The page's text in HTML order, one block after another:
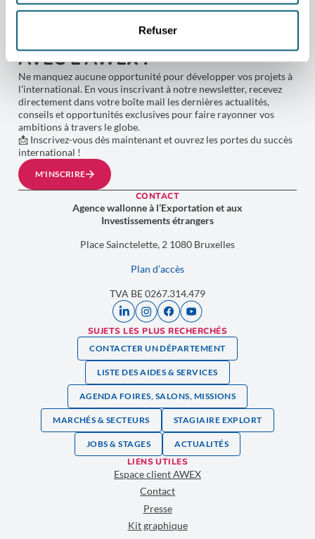
Refuser
RESTEZ CONNECTÉ AU MONDE
AVEC L'AWEX !
Ne manquez aucune opportunité pour développer vos projets à
l’international. En vous inscrivant à notre newsletter, recevez
directement dans votre boîte mail les dernières actualités,
conseils et opportunités exclusives pour faire rayonner vos
ambitions à travers le globe.
📩 Inscrivez-vous dès maintenant et ouvrez les portes du succès
international !
M'INSCRIRE
CONTACT
Agence wallonne à l’Exportation et aux
Investissements étrangers
Place Sainctelette, 2 1080 Bruxelles
Plan d’accès
TVA BE 0267.314.479
SUJETS LES PLUS RECHERCHÉS
CONTACTER UN DÉPARTEMENT
LISTE DES AIDES & SERVICES
AGENDA FOIRES, SALONS, MISSIONS
MARCHÉS & SECTEURS STAGIAIRE EXPLORT
JOBS & STAGES ACTUALITÉS
LIENS UTILES
Espace client AWEX
Contact
Presse
Kit graphique